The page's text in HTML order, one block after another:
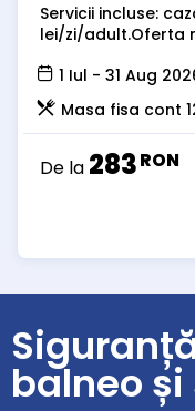
Servicii incluse:
lei/zi/adult.Oferta
1 Iul - 31 Aug
Masa fisa cont
De la 283RON
balneo și